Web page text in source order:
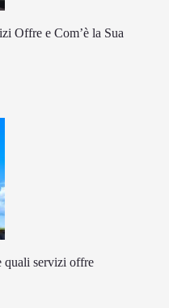
Offre e Com’è la Sua
quali servizi offre